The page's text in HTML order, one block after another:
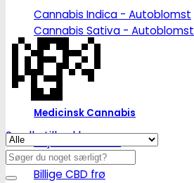
Cannabis Indica - Autoblomst
Cannabis Sativa - Autoblomst
Medicinsk Cannabis
Højt THC indhold
Billige CBD frø
💸
Se alle tilbud her
Søg
efter: